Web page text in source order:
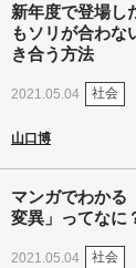
新年度で登場し
もソリが合わな
き合う方法
2021.05.04 社会
山口博
マンガでわかる
変異」ってなに
2021.05.04 社会